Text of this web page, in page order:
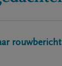
rouwbericht